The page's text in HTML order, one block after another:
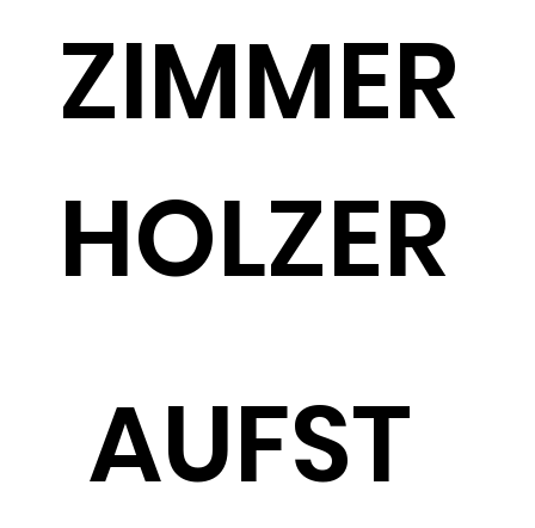
ZIMMER
HOLZER
AUFST